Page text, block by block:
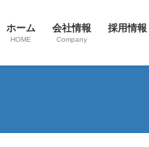
ホーム
HOME
会社情報
Company
採用情報